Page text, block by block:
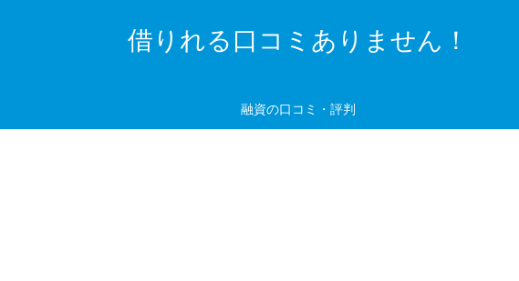
借りれる口コミありません！
融資の口コミ・評判